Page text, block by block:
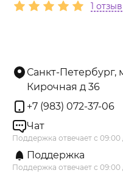
1 отзыв
Санкт-Петербург,
Кирочная д 36
+7 (983) 072-37-06
Чат
Поддержка отвечает с 09:00
Поддержка
Поддержка отвечает с 09:00